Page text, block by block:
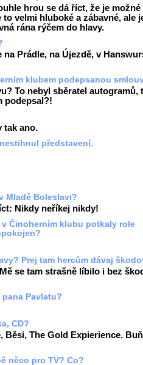
hrou se dá říct, že je možné
velmi hluboké a zábavné, ale
rána rýčem do hlavy.
Prádle, na Újezdě, v
klubem podepsanou
To nebyl sběratel autogramů,
podepsal?!
tak ano.
představení.
Mladé Boleslavi?
Nikdy neříkej nikdy!
Činoherním klubu potkaly role
Prej tam hercům dávaj
se tam strašně líbilo i bez
Pavlatu?
CD?
Běsi, The Gold Expierience.
něco pro TV? Co?